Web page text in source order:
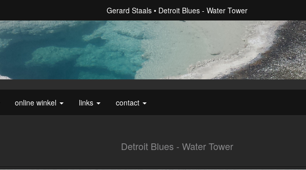
Gerard Staals Detroit Blues - Water Tower
online winkel links contact
Detroit Blues - Water Tower